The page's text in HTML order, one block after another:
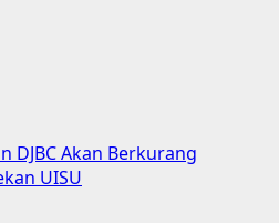
DJBC Akan Berkurang
UISU